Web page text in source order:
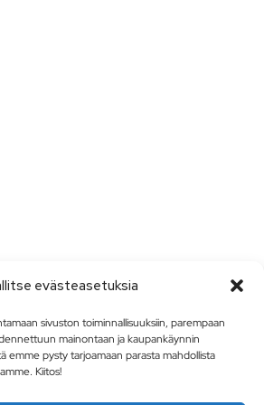
evästeasetuksia
sivuston toiminnallisuuksiin, parempaan
mainontaan ja kaupankäynnin
emme pysty tarjoamaan parasta mahdollista
Kiitos!